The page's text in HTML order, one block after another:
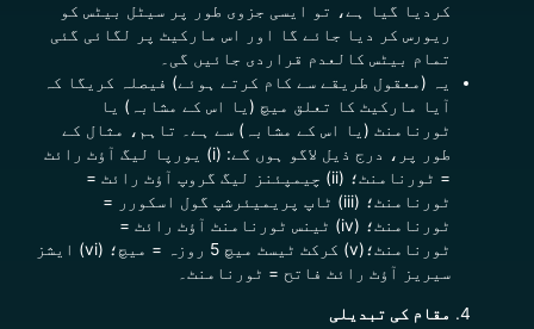
کردیا گیا ہے، تو ایسی جزوی طور پر سیٹل بیٹس کو
ریورس کر دیا جائے گا اور اس مارکیٹ پر لگائی گئی
تمام بیٹس کالعدم قراردی جائیں گی۔
یہ (معقول طریقے سے کام کرتے ہوئے) فیصلہ کریگا کہ
آیا مارکیٹ کا تعلق میچ (یا اس کے مشابہ) یا
ٹورنامنٹ (یا اس کے مشابہ) سے ہے۔ تاہم، مثال کے
طور پر، درج ذیل لاگو ہوں گے: (i) یورپا لیگ آؤٹ رائٹ
= ٹورنامنٹ؛ (ii) چیمپئنز لیگ گروپ آؤٹ رائٹ =
ٹورنامنٹ؛ (iii) ٹاپ پریمیئرشپ گول اسکورر =
ٹورنامنٹ؛ (iv) ٹینس ٹورنامنٹ آؤٹ رائٹ =
ٹورنامنٹ؛(v) کرکٹ ٹیسٹ میچ 5 روزہ = میچ؛ (vi) ایشز
سیریز آؤٹ رائٹ فاتح = ٹورنامنٹ۔
مقام کی تبدیلی